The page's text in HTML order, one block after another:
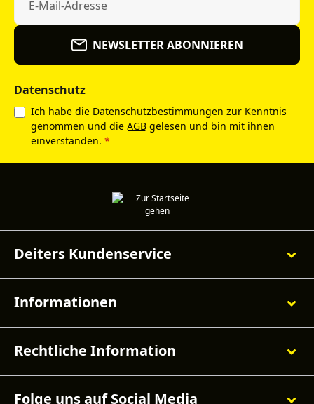
NEWSLETTER ABONNIEREN
Datenschutz
Ich habe die Datenschutzbestimmungen zur Kenntnis
genommen und die AGB gelesen und bin mit ihnen
einverstanden. *
Deiters Kundenservice
Informationen
Rechtliche Information
Folge uns auf Social Media